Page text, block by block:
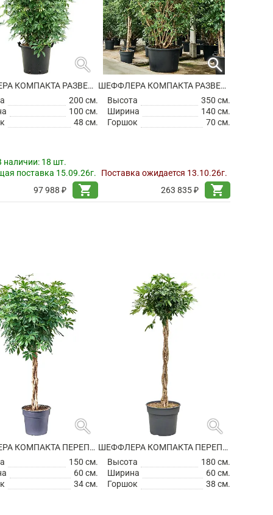
search
ШЕФФЛЕРА КОМПАКТА РАЗВЕТВЛЕННАЯ
200 см.
100 см.
48 см.
наличии: 18 шт.
поставка 15.09.26г.
97 988 ₽
shopping_cart
search
ШЕФФЛЕРА КОМПАКТА РАЗВЕТВЛЕННАЯ
Высота
350 см.
Ширина
140 см.
Горшок
70 см.
Поставка ожидается 13.10.26г.
263 835 ₽
shopping_cart
search
ШЕФФЛЕРА КОМПАКТА ПЕРЕПЛЕТЕННАЯ
150 см.
60 см.
34 см.
search
ШЕФФЛЕРА КОМПАКТА ПЕРЕПЛЕТЕННАЯ
Высота
180 см.
Ширина
60 см.
Горшок
38 см.